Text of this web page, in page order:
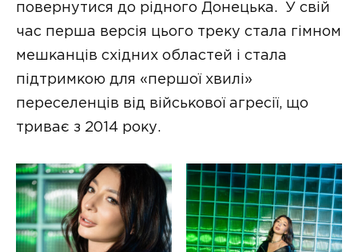
повернутися до рідного Донецька. У свій
час перша версія цього треку стала гімном
мешканців східних областей і стала
підтримкою для «першої хвилі»
переселенців від військової агресії, що
триває з 2014 року.